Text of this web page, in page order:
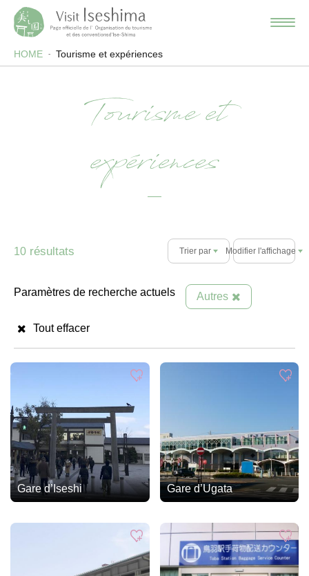
HOME Tourisme et expériences
Tourisme et
expériences
10 résultats Trier par Modifier l'affichage
Paramètres de recherche actuels Autres
Tout effacer
Gare d’Iseshi Gare d’Ugata